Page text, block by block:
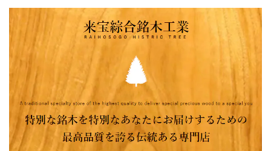
装 セラウッド塗
装 テーブル板
ブル ウレタン塗
装 セラウッド塗
装 テーブル板
レタン塗装 セラウ
ッド塗装 テーブル
板